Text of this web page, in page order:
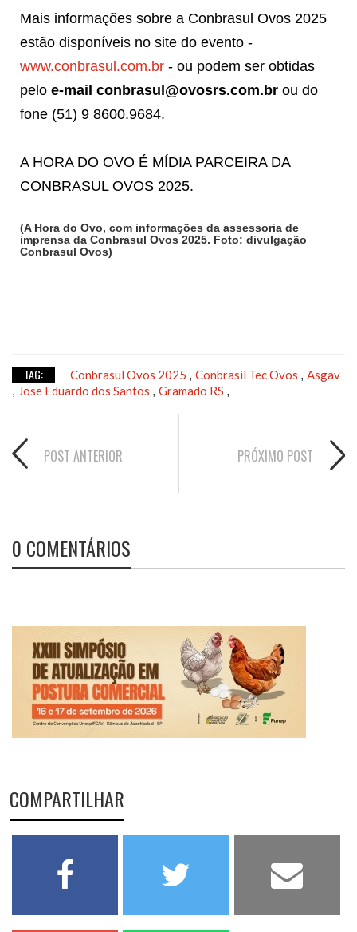
Mais informações sobre a Conbrasul Ovos 2025
estão disponíveis no site do evento -
www.conbrasul.com.br - ou podem ser obtidas
pelo e-mail conbrasul@ovosrs.com.br ou do
fone (51) 9 8600.9684.
A HORA DO OVO É MÍDIA PARCEIRA DA
CONBRASUL OVOS 2025.
(A Hora do Ovo, com informações da assessoria de
imprensa da Conbrasul Ovos 2025. Foto: divulgação
Conbrasul Ovos)
TAG: Conbrasul Ovos 2025 , Conbrasil Tec Ovos , Asgav
, Jose Eduardo dos Santos , Gramado RS ,
POST ANTERIOR PRÓXIMO POST
0 COMENTÁRIOS
COMPARTILHAR